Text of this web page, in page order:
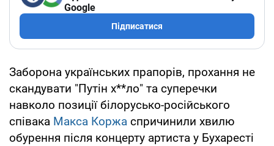
Google
Підписатися
Заборона українських прапорів, прохання не
скандувати "Путін х**ло" та суперечки
навколо позиції білорусько-російського
співака Макса Коржа спричинили хвилю
обурення після концерту артиста у Бухаресті